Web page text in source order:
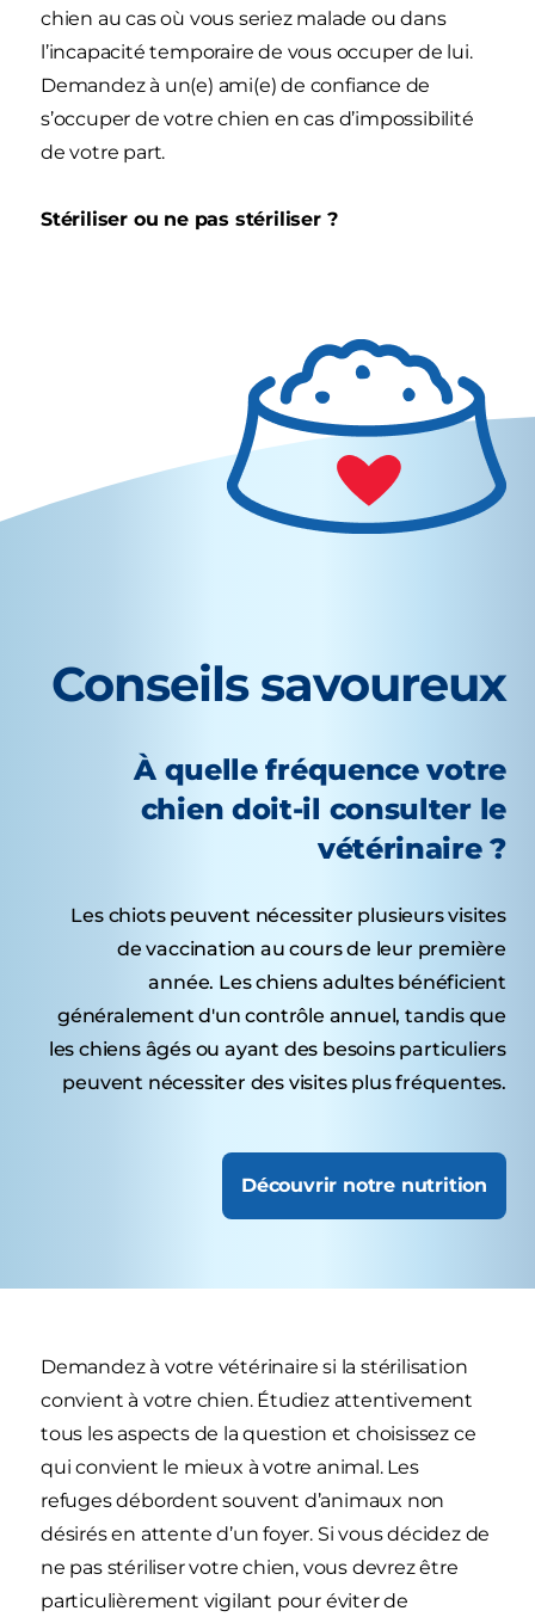
chien au cas où vous seriez malade ou dans
l’incapacité temporaire de vous occuper de lui.
Demandez à un(e) ami(e) de confiance de
s’occuper de votre chien en cas d’impossibilité
de votre part.
Stériliser ou ne pas stériliser ?
Conseils savoureux
À quelle fréquence votre
chien doit-il consulter le
vétérinaire ?
Les chiots peuvent nécessiter plusieurs visites
de vaccination au cours de leur première
année. Les chiens adultes bénéficient
généralement d'un contrôle annuel, tandis que
les chiens âgés ou ayant des besoins particuliers
peuvent nécessiter des visites plus fréquentes.
Découvrir notre nutrition
Demandez à votre vétérinaire si la stérilisation
convient à votre chien. Étudiez attentivement
tous les aspects de la question et choisissez ce
qui convient le mieux à votre animal. Les
refuges débordent souvent d’animaux non
désirés en attente d’un foyer. Si vous décidez de
ne pas stériliser votre chien, vous devrez être
particulièrement vigilant pour éviter de